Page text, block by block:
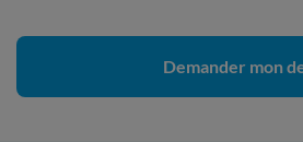
Demander mon